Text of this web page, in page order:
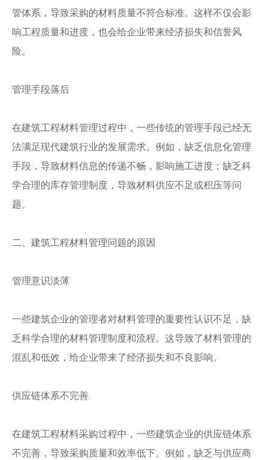
管体系，导致采购的材料质量不符合标准。这样不仅会影
响工程质量和进度，也会给企业带来经济损失和信誉风
险。
管理手段落后
在建筑工程材料管理过程中，一些传统的管理手段已经无
法满足现代建筑行业的发展需求。例如，缺乏信息化管理
手段，导致材料信息的传递不畅，影响施工进度；缺乏科
学合理的库存管理制度，导致材料供应不足或积压等问
题。
二、建筑工程材料管理问题的原因
管理意识淡薄
一些建筑企业的管理者对材料管理的重要性认识不足，缺
乏科学合理的材料管理制度和流程。这导致了材料管理的
混乱和低效，给企业带来了经济损失和不良影响。
供应链体系不完善
在建筑工程材料采购过程中，一些建筑企业的供应链体系
不完善，导致采购质量和效率低下。例如，缺乏与供应商